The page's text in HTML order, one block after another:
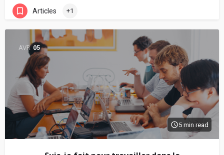
Articles +1
AVR 05
5 min read